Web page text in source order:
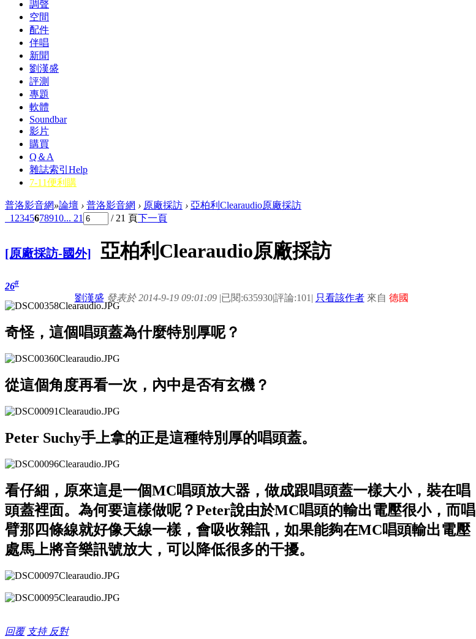
調聲
空間
配件
伴唱
新聞
劉漢盛
評測
專題
軟體
Soundbar
影片
購買
Q＆A
雜誌索引 Help
7-11便利購
普洛影音網»論壇 › 普洛影音網 › 原廠採訪 › 亞柏利Clearaudio原廠採訪
1 2345678910... 21 / 21 頁下一頁
[原廠採訪-國外] 亞柏利Clearaudio原廠採訪
26#
劉漢盛 發表於 2014-9-19 09:01:09 |已閱:635930|評論:101 | 只看該作者來自 德國
奇怪，這個唱頭蓋為什麼特別厚呢？
從這個角度再看一次，內中是否有玄機？
Peter Suchy手上拿的正是這種特別厚的唱頭蓋。
看仔細，原來這是一個MC唱頭放大器，做成跟唱頭蓋一樣大小，裝在唱
頭蓋裡面。為何要這樣做呢？Peter說由於MC唱頭的輸出電壓很小，而唱
臂那四條線就好像天線一樣，會吸收雜訊，如果能夠在MC唱頭輸出電壓
處馬上將音樂訊號放大，可以降低很多的干擾。
回覆 支持 反對